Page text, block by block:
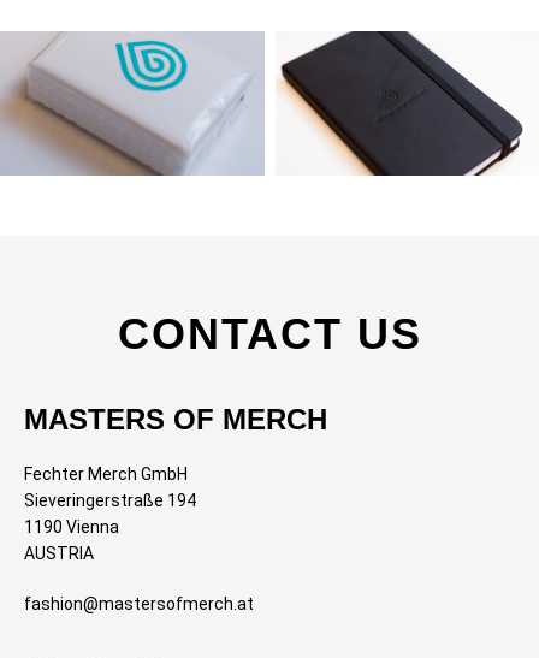
CONTACT US
MASTERS OF MERCH
Fechter Merch GmbH
Sieveringerstraße 194
1190 Vienna
AUSTRIA
fashion@mastersofmerch.at